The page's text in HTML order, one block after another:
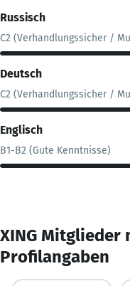
Russisch
C2 (Verhandlungssicher /
Deutsch
C2 (Verhandlungssicher /
Englisch
B1-B2 (Gute Kenntnisse)
XING Mitglieder
Profilangaben